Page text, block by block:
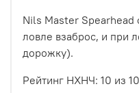
Nils Master Spearhead
ловле взаброс, и при
дорожку).
Рейтинг НХНЧ: 10 из